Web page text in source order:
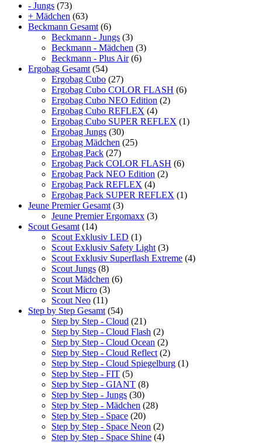
- Jungs (73)
+ Mädchen (63)
Beckmann Gesamt (6)
Beckmann - Jungs (3)
Beckmann - Mädchen (3)
Beckmann - Plus Air (6)
Ergobag Gesamt (54)
Ergobag Cubo (27)
Ergobag Cubo COLOR FLASH (6)
Ergobag Cubo NEO Edition (2)
Ergobag Cubo REFLEX (4)
Ergobag Cubo SUPER REFLEX (1)
Ergobag Jungs (30)
Ergobag Mädchen (25)
Ergobag Pack (27)
Ergobag Pack COLOR FLASH (6)
Ergobag Pack NEO Edition (2)
Ergobag Pack REFLEX (4)
Ergobag Pack SUPER REFLEX (1)
Jeune Premier Gesamt (3)
Jeune Premier Ergomaxx (3)
Scout Gesamt (14)
Scout Exklusiv LED (1)
Scout Exklusiv Safety Light (3)
Scout Exklusiv Superflash Extreme (4)
Scout Jungs (8)
Scout Mädchen (6)
Scout Micro (3)
Scout Neo (11)
Step by Step Gesamt (54)
Step by Step - Cloud (21)
Step by Step - Cloud Flash (2)
Step by Step - Cloud Ocean (2)
Step by Step - Cloud Reflect (2)
Step by Step - Cloud Spiegelburg (1)
Step by Step - FIT (5)
Step by Step - GIANT (8)
Step by Step - Jungs (30)
Step by Step - Mädchen (28)
Step by Step - Space (20)
Step by Step - Space Neon (2)
Step by Step - Space Shine (4)